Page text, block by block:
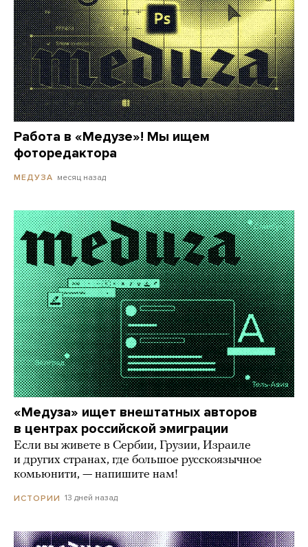
Работа в «Медузе»! Мы ищем
фоторедактора
МЕДУЗА месяц назад
«Медуза» ищет внештатных авторов
в центрах российской эмиграции
Если вы живете в Сербии, Грузии, Израиле
и других странах, где большое русскоязычное
комьюнити, — напишите нам!
ИСТОРИИ 13 дней назад